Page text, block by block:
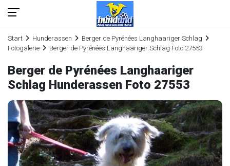
Start Hunderassen
Berger de Pyrénées Langhaariger Schlag
Fotogalerie
Berger de Pyrénées Langhaariger Schlag Foto 27553
Berger de Pyrénées Langhaariger
Schlag Hunderassen Foto 27553